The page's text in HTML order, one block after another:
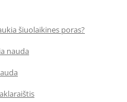
šiuolaikines poras?
nauda